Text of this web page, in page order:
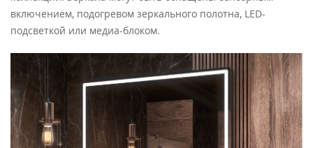
включением, подогревом зеркального полотна, LED-
подсветкой или медиа-блоком.